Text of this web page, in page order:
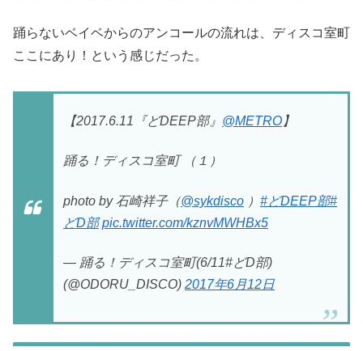
踊らないベイベからのアンコールの流れは、ディスコ室町
ここにあり！という感じだった。
【2017.6.11『どDEEP部』 @METRO 】
踊る！ディスコ室町 （１）
photo by 石崎祥子（@sykdisco ） #どDEEP部#
どD部 pic.twitter.com/kznvMWHBx5
— 踊る！ディスコ室町(6/11#どD部)
(@ODORU_DISCO) 2017年6月12日